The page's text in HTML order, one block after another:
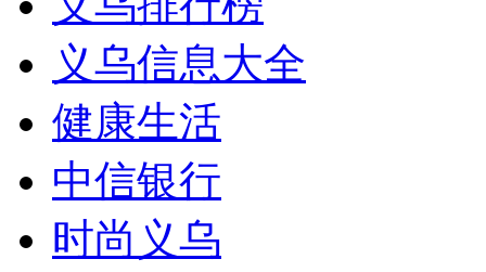
义乌信息大全
健康生活
中信银行
时尚义乌